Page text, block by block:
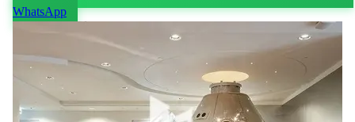
WhatsApp